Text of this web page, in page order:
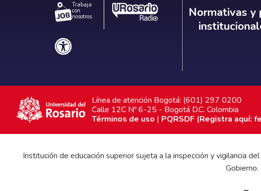
Trabaja
con
nosotros.
Normativas y
Línea de atención Bogotá: (601) 297 0200
Calle 12C Nº 6-25 - Bogotá D.C. Colombia
Términos de uso | PQRSDF (Registra aquí:
Institución de educación superior sujeta a la inspección y vigilancia